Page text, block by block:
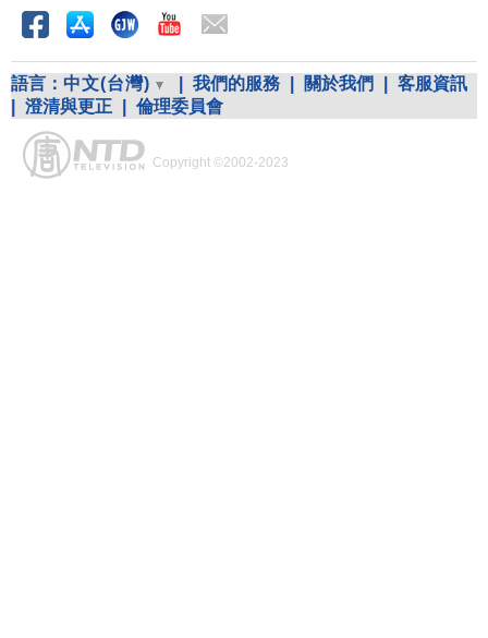
語言： 中文(台灣) 我們的服務 關於我們
客服資訊
澄清與更正 倫理委員會
Copyright ©2002-2023